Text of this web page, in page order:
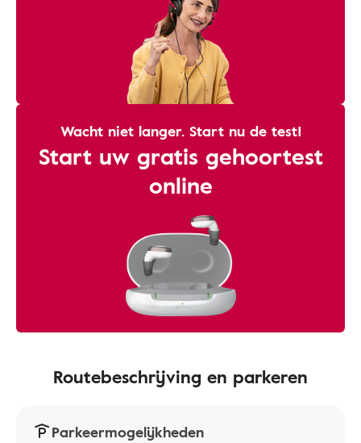
Wacht niet langer. Start nu de test!
Start uw gratis gehoortest
online
Routebeschrijving en parkeren
Parkeermogelijkheden